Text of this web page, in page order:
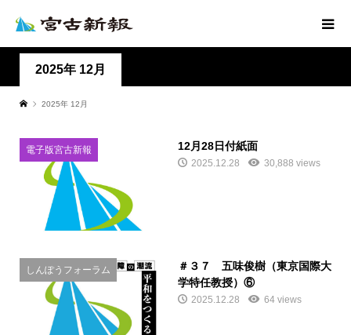
2025年 12月
2025年 12月
電子版宮古新報 12月28日付紙面
2025.12.28 30,888 views
しんぽうフォーラム
＃３７ 五味俊樹（東京国際大
学特任教授）⑥
2025.12.28 64 views